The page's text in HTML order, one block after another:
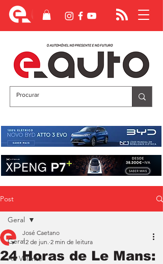
Post
Geral
Ao Volante
Geral
24 Horas de Le Mans:
José Caetano
12 de jun. 2 min de leitura